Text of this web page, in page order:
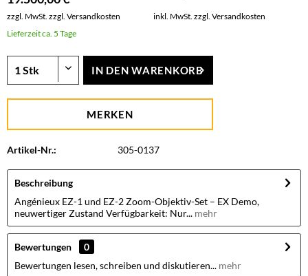
zzgl. MwSt. zzgl. Versandkosten inkl. MwSt. zzgl. Versandkosten
Lieferzeit ca. 5 Tage
IN DEN WARENKORB
MERKEN
Artikel-Nr.: 305-0137
Beschreibung
Angénieux EZ-1 und EZ-2 Zoom-Objektiv-Set – EX Demo,
neuwertiger Zustand Verfügbarkeit: Nur... mehr
Bewertungen
0
Bewertungen lesen, schreiben und diskutieren... mehr